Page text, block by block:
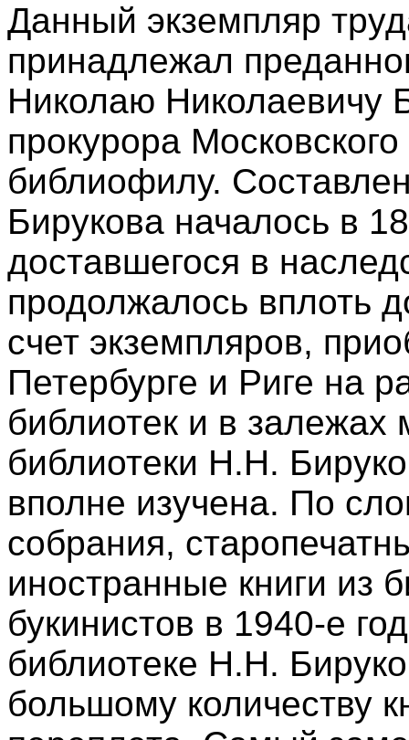
Данный экземпляр
принадлежал
Николаю Николаевичу
прокурора
библиофилу.
Бирукова началось в
доставшегося в
продолжалось вплоть
счет экземпляров,
Петербурге и Риге на
библиотек и в залежах
библиотеки Н.Н.
вполне изучена. По
собрания,
иностранные книги из
букинистов в 1940-е
библиотеке Н.Н.
большому количеству